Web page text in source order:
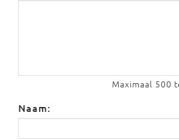
Maximaal 500
Naam: